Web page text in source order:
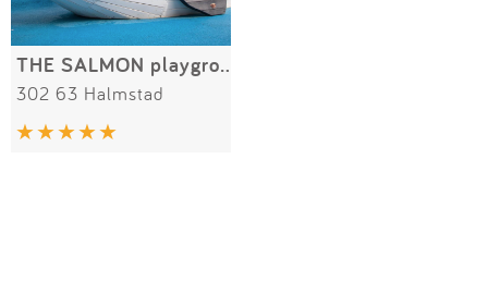
THE SALMON playground
302 63 Halmstad